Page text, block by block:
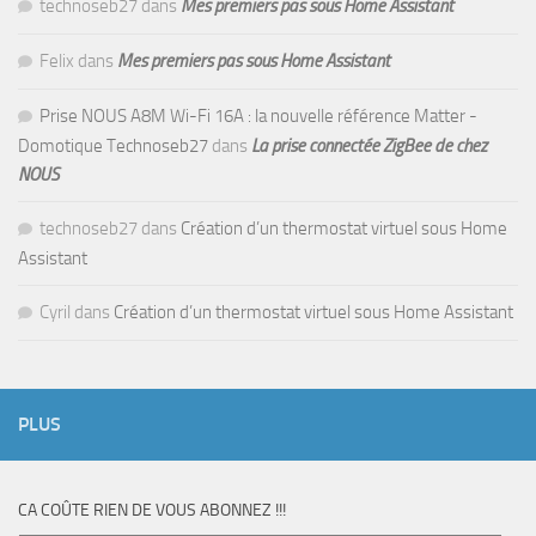
technoseb27 dans Mes premiers pas sous Home Assistant
Felix dans Mes premiers pas sous Home Assistant
Prise NOUS A8M Wi-Fi 16A : la nouvelle référence Matter -
Domotique Technoseb27 dans La prise connectée ZigBee de chez
NOUS
technoseb27 dans Création d’un thermostat virtuel sous Home
Assistant
Cyril dans Création d’un thermostat virtuel sous Home Assistant
PLUS
CA COÛTE RIEN DE VOUS ABONNEZ !!!